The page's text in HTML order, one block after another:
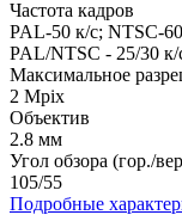
Частота кадров
PAL-50 к/с; NTSC-
PAL/NTSC - 25/30 к/
Максимальное
2 Mpix
Объектив
2.8 мм
Угол обзора (гор./
105/55
Подробные